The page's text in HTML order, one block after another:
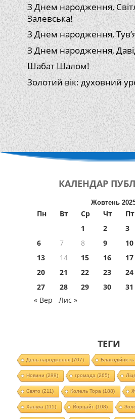
З Днем народження,
Залевська!
З Днем народження,
З Днем народження,
Шабат Шалом!
Золотий вік: духовний
КАЛЕНДАР
Жовтень
Пн Вт Ср Чт Пт
1
2 3
6
7 8 9 10
13
14 15 16 17
20
21 22 23 24
27
28 29 30
31
« Вер
Лис »
ТЕГИ
День народження(707) Благодійність
Новини (299) громада (265)
Свято (211) Колель Тора (188)
Ханука (111) Йорцайт (108)